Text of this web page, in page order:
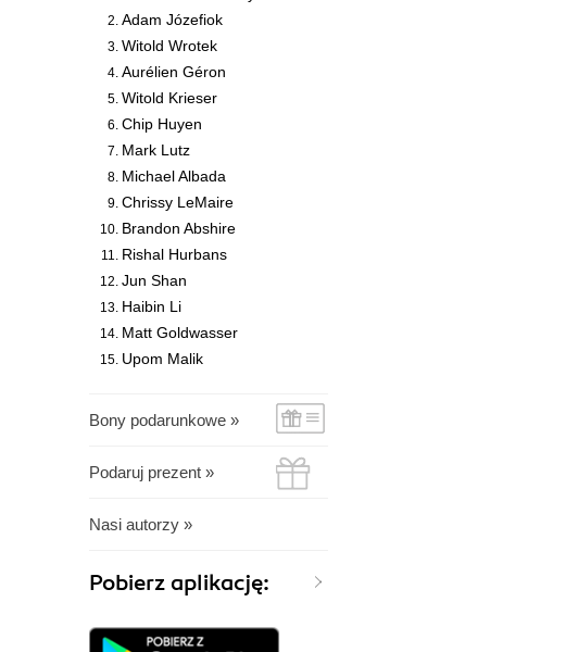
Adam Józefiok
Witold Wrotek
Aurélien Géron
Witold Krieser
Chip Huyen
Mark Lutz
Michael Albada
Chrissy LeMaire
Brandon Abshire
Rishal Hurbans
Jun Shan
Haibin Li
Matt Goldwasser
Upom Malik
Bony podarunkowe »
Podaruj prezent »
Nasi autorzy »
Pobierz aplikację: